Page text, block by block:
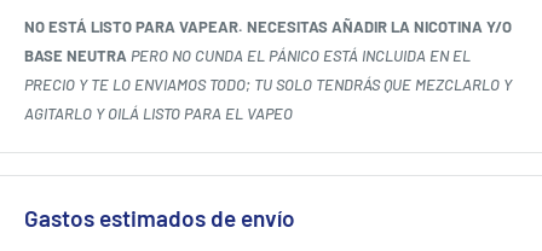
NO ESTÁ LISTO PARA VAPEAR. NECESITAS AÑADIR LA NICOTINA Y/O
BASE NEUTRA PERO NO CUNDA EL PÁNICO ESTÁ INCLUIDA EN EL
PRECIO Y TE LO ENVIAMOS TODO; TU SOLO TENDRÁS QUE MEZCLARLO Y
AGITARLO Y OILÁ LISTO PARA EL VAPEO
Gastos estimados de envío